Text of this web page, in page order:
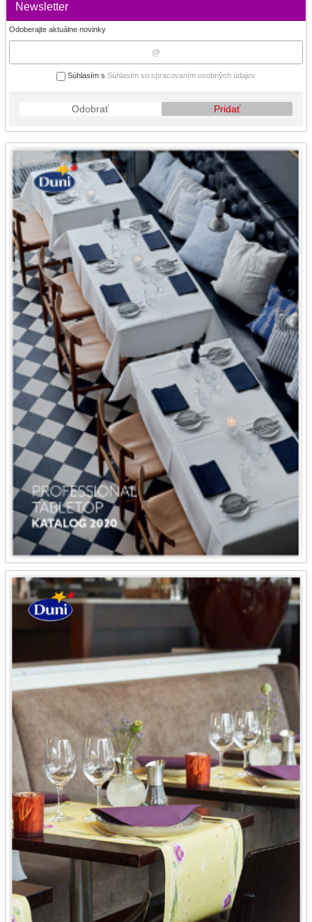
Newsletter
Odoberajte aktuálne novinky
Súhlasím s Súhlasím so spracovaním osobných údajov
Odobrať Pridať